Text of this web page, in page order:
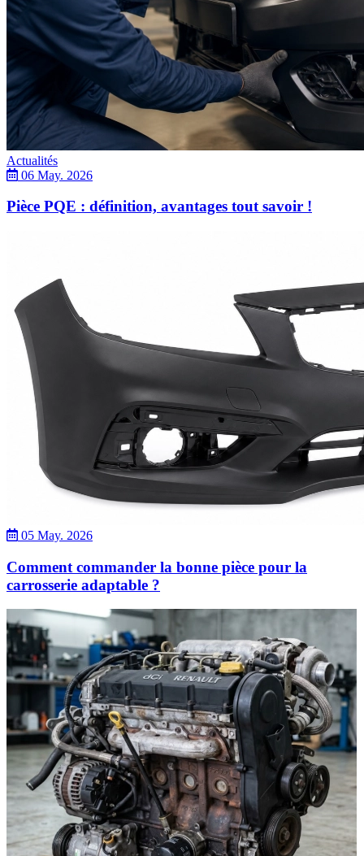
Actualités
06 May. 2026
Pièce PQE : définition, avantages tout savoir !
05 May. 2026
Comment commander la bonne pièce pour la
carrosserie adaptable ?